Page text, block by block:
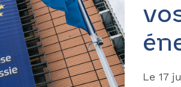
Le 17